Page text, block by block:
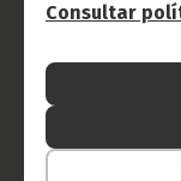
Consultar